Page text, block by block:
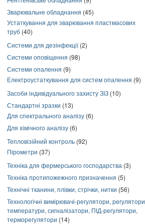
Зварювальне обладнання (45)
Устаткування для зварювання пластмасових
труб (40)
Системи для дезінфекції(2)
Системи оповіщення (98)
Системи опалення (9)
Електроустаткування для систем опалення (9)
Засоби індивідуального захисту ЗІЗ (10)
Стандартні зразки (13)
Для спектрального аналізу (6)
Для хімічного аналізу (6)
Тепловізійний контроль (92)
Пірометри (37)
Техніка для фермерського господарства (3)
Техніка протипожежного призначення (5)
Технічні тканини, плівки, стрічки, нитки (56)
Технологічні вимірювачі-регулятори, регулятори
температури, сигналізатори, ПІД-регулятори,
терморегулятори (14)